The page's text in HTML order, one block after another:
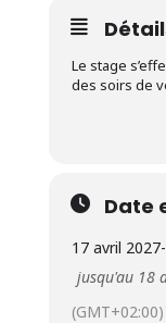
Le stage
des soirs de
Date
17 avril 2027-
jusqu'au 18
(GMT+02:00)